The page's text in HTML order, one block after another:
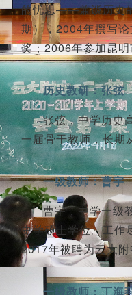
的忧思——兼谈历史
期），2004年撰写
奖；2006年参加昆
历史教研：张弦
张弦，中学历史
一届骨干教师，长期
一级教师：曹宇
曹宇，中学一级
史学硕士学位。工作
2017年被聘为云大
一级教师：丁海